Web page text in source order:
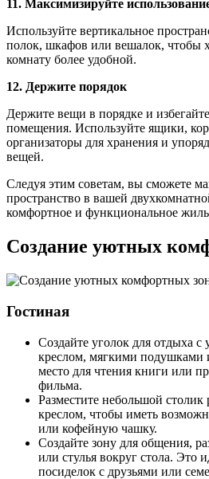
11. Максимизируйте
Используйте вертикальное
полок, шкафов или вешалок, чтобы
комнату более удобной.
12. Держите порядок
Держите вещи в порядке и
помещения. Используйте ящики,
организаторы для хранения и
вещей.
Следуя этим советам, вы сможете
пространство в вашей
комфортное и функциональное
Создание уютных
Гостиная
Создайте уголок для отдыха
креслом, мягкими подушками
место для чтения книги или
фильма.
Разместите небольшой
креслом, чтобы иметь
или кофейную чашку.
Создайте зону для общения,
или стулья вокруг стола. Это
посиделок с друзьями или